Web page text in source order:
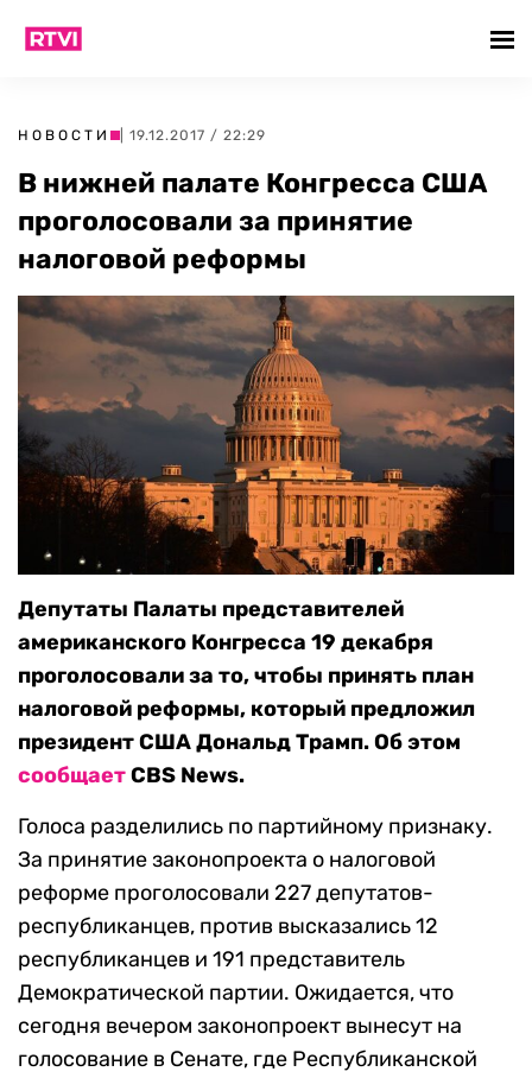
НОВОСТИ | 19.12.2017 / 22:29
В нижней палате Конгресса США
проголосовали за принятие
налоговой реформы
Депутаты Палаты представителей
американского Конгресса 19 декабря
проголосовали за то, чтобы принять план
налоговой реформы, который предложил
президент США Дональд Трамп. Об этом
сообщаетCBS News.
Голоса разделились по партийному признаку.
За принятие законопроекта о налоговой
реформе проголосовали 227 депутатов-
республиканцев, против высказались 12
республиканцев и 191 представитель
Демократической партии. Ожидается, что
сегодня вечером законопроект вынесут на
голосование в Сенате, где Республиканской